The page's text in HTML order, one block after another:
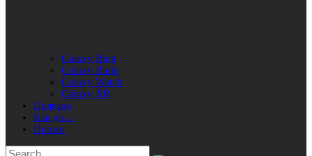
Galaxy Ring
Galaxy Buds
Galaxy Watch
Galaxy XR
Полезно
Как да…
Промо